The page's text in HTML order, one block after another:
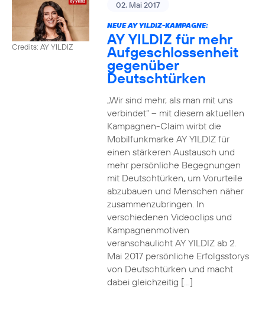
Credits: AY YILDIZ
02. Mai 2017
NEUE AY YILDIZ-KAMPAGNE:
AY YILDIZ für mehr
Aufgeschlossenheit
gegenüber
Deutschtürken
„Wir sind mehr, als man mit uns
verbindet“ – mit diesem aktuellen
Kampagnen-Claim wirbt die
Mobilfunkmarke AY YILDIZ für
einen stärkeren Austausch und
mehr persönliche Begegnungen
mit Deutschtürken, um Vorurteile
abzubauen und Menschen näher
zusammenzubringen. In
verschiedenen Videoclips und
Kampagnenmotiven
veranschaulicht AY YILDIZ ab 2.
Mai 2017 persönliche Erfolgsstorys
von Deutschtürken und macht
dabei gleichzeitig […]